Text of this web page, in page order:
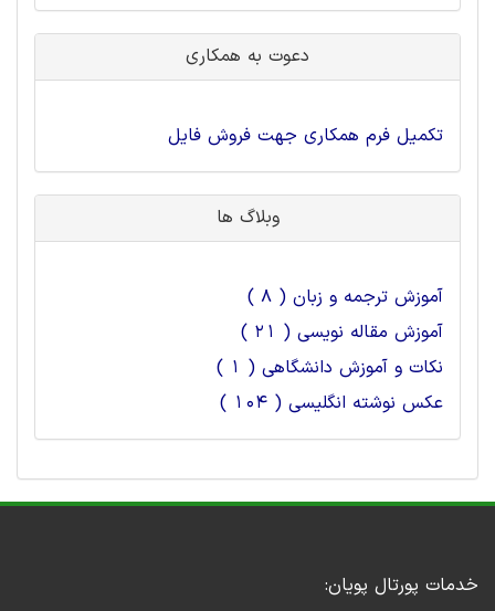
دعوت به همکاری
تکمیل فرم همکاری جهت فروش فایل
وبلاگ ها
آموزش ترجمه و زبان ( 8 )
آموزش مقاله نویسی ( 21 )
نکات و آموزش دانشگاهی ( 1 )
عکس نوشته انگلیسی ( 104 )
خدمات پورتال پویان: